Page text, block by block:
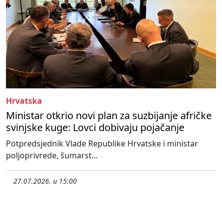
Hrvatska
Ministar otkrio novi plan za suzbijanje afričke
svinjske kuge: Lovci dobivaju pojačanje
Potpredsjednik Vlade Republike Hrvatske i ministar
poljoprivrede, šumarst...
27.07.2026. u 15:00